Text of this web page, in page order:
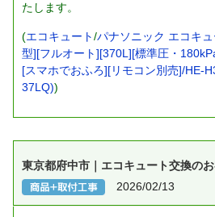
たします。
(エコキュート/パナソニック エコキ
型][フルオート][370L][標準圧・
[スマホでおふろ][リモコン別売]/HE-
37LQ))
東京都府中市｜エコキュート交換の
2026/02/13